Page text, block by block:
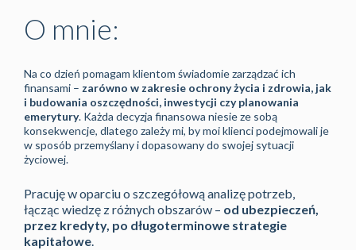
O mnie:
Na co dzień pomagam klientom świadomie zarządzać ich
finansami – zarówno w zakresie ochrony życia i zdrowia, jak
i budowania oszczędności, inwestycji czy planowania
emerytury. Każda decyzja finansowa niesie ze sobą
konsekwencje, dlatego zależy mi, by moi klienci podejmowali je
w sposób przemyślany i dopasowany do swojej sytuacji
życiowej.
Pracuję w oparciu o szczegółową analizę potrzeb,
łącząc wiedzę z różnych obszarów – od ubezpieczeń,
przez kredyty, po długoterminowe strategie
kapitałowe.